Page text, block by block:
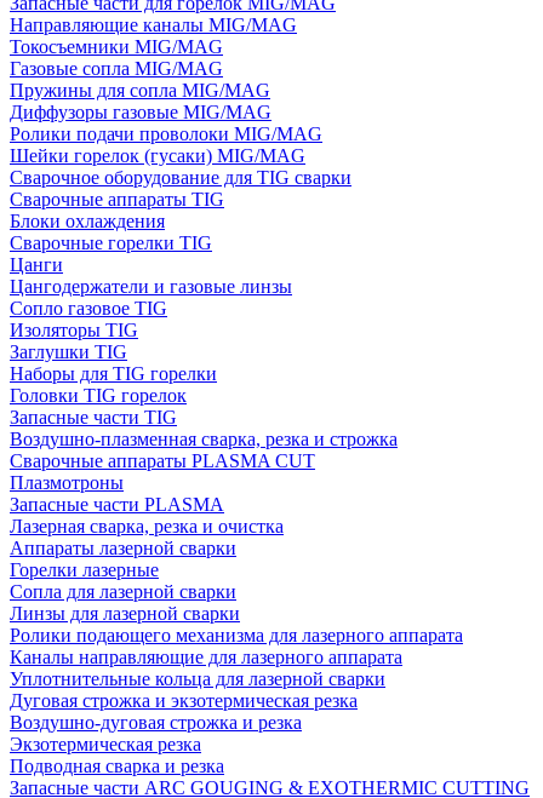
Направляющие каналы MIG/MAG
Токосъемники MIG/MAG
Газовые сопла MIG/MAG
Пружины для сопла MIG/MAG
Диффузоры газовые MIG/MAG
Ролики подачи проволоки MIG/MAG
Шейки горелок (гусаки) MIG/MAG
Сварочное оборудование для TIG сварки
Сварочные аппараты TIG
Блоки охлаждения
Сварочные горелки TIG
Цанги
Цангодержатели и газовые линзы
Сопло газовое TIG
Изоляторы TIG
Заглушки TIG
Наборы для TIG горелки
Головки TIG горелок
Запасные части TIG
Воздушно-плазменная сварка, резка и строжка
Сварочные аппараты PLASMA CUT
Плазмотроны
Запасные части PLASMA
Лазерная сварка, резка и очистка
Аппараты лазерной сварки
Горелки лазерные
Сопла для лазерной сварки
Линзы для лазерной сварки
Ролики подающего механизма для лазерного аппарата
Каналы направляющие для лазерного аппарата
Уплотнительные кольца для лазерной сварки
Дуговая строжка и экзотермическая резка
Воздушно-дуговая строжка и резка
Экзотермическая резка
Подводная сварка и резка
Запасные части ARC GOUGING & EXOTHERMIC CUTTING